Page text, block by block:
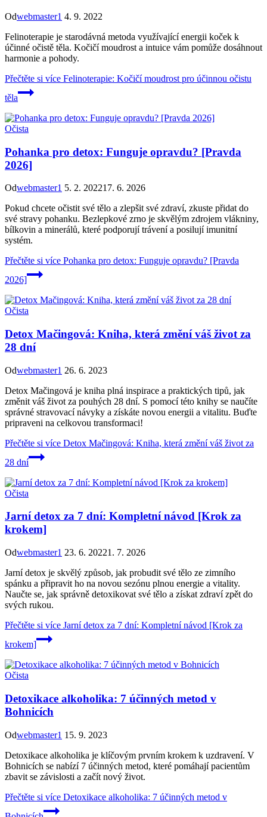
Odwebmaster1 4. 9. 2022
Felinoterapie je starodávná metoda využívající energii koček k
účinné očistě těla. Kočičí moudrost a intuice vám pomůže dosáhnout
harmonie a pohody.
Přečtěte si více Felinoterapie: Kočičí moudrost pro účinnou očistu
těla
Očista
Pohanka pro detox: Funguje opravdu? [Pravda
2026]
Odwebmaster1 5. 2. 202217. 6. 2026
Pokud chcete očistit své tělo a zlepšit své zdraví, zkuste přidat do
své stravy pohanku. Bezlepkové zrno je skvělým zdrojem vlákniny,
bílkovin a minerálů, které podporují trávení a posilují imunitní
systém.
Přečtěte si více Pohanka pro detox: Funguje opravdu? [Pravda
2026]
Očista
Detox Mačingová: Kniha, která změní váš život za
28 dní
Odwebmaster1 26. 6. 2023
Detox Mačingová je kniha plná inspirace a praktických tipů, jak
změnit váš život za pouhých 28 dní. S pomocí této knihy se naučíte
správné stravovací návyky a získáte novou energii a vitalitu. Buďte
pripraveni na celkovou transformaci!
Přečtěte si více Detox Mačingová: Kniha, která změní váš život za
28 dní
Očista
Jarní detox za 7 dní: Kompletní návod [Krok za
krokem]
Odwebmaster1 23. 6. 20221. 7. 2026
Jarní detox je skvělý způsob, jak probudit své tělo ze zimního
spánku a připravit ho na novou sezónu plnou energie a vitality.
Naučte se, jak správně detoxikovat své tělo a získat zdraví zpět do
svých rukou.
Přečtěte si více Jarní detox za 7 dní: Kompletní návod [Krok za
krokem]
Očista
Detoxikace alkoholika: 7 účinných metod v
Bohnicích
Odwebmaster1 15. 9. 2023
Detoxikace alkoholika je klíčovým prvním krokem k uzdravení. V
Bohnicích se nabízí 7 účinných metod, které pomáhají pacientům
zbavit se závislosti a začít nový život.
Přečtěte si více Detoxikace alkoholika: 7 účinných metod v